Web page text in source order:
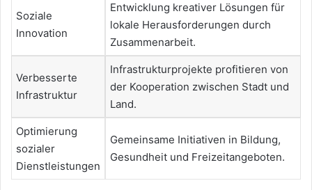
Soziale
Innovation
Entwicklung kreativer Lösungen für
lokale Herausforderungen durch
Zusammenarbeit.
Verbesserte
Infrastruktur
Infrastrukturprojekte profitieren von
der Kooperation zwischen Stadt und
Land.
Optimierung
sozialer
Dienstleistungen
Gemeinsame Initiativen in Bildung,
Gesundheit und Freizeitangeboten.